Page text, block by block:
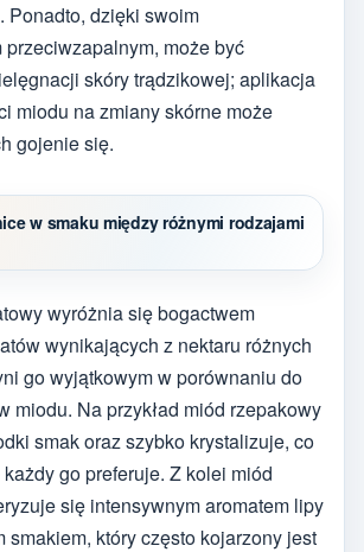
Ponadto, dzięki swoim
przeciwzapalnym, może być
skóry trądzikowej; aplikacja
miodu na zmiany skórne może
gojenie się.
w smaku między różnymi rodzajami
wyróżnia się bogactwem
wynikających z nektaru różnych
go wyjątkowym w porównaniu do
miodu. Na przykład miód rzepakowy
smak oraz szybko krystalizuje, co
go preferuje. Z kolei miód
się intensywnym aromatem lipy
smakiem, który często kojarzony jest